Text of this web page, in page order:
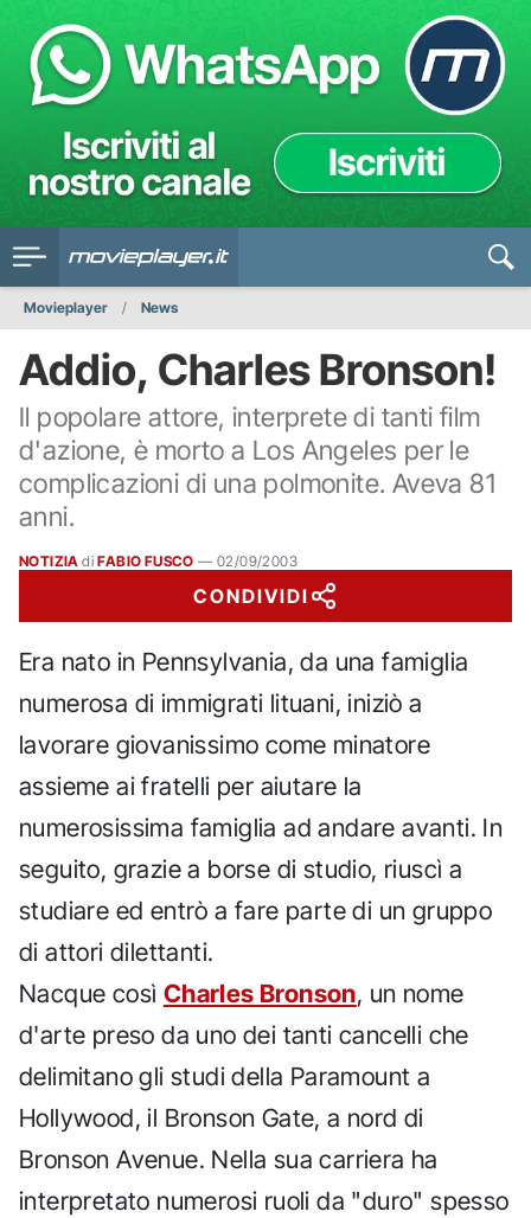
Movieplayer News
Addio, Charles Bronson!
Il popolare attore, interprete di tanti film
d'azione, è morto a Los Angeles per le
complicazioni di una polmonite. Aveva 81
anni.
NOTIZIA di FABIO FUSCO —02/09/2003
CONDIVIDI
Era nato in Pennsylvania, da una famiglia
numerosa di immigrati lituani, iniziò a
lavorare giovanissimo come minatore
assieme ai fratelli per aiutare la
numerosissima famiglia ad andare avanti. In
seguito, grazie a borse di studio, riuscì a
studiare ed entrò a fare parte di un gruppo
di attori dilettanti.
Nacque così Charles Bronson, un nome
d'arte preso da uno dei tanti cancelli che
delimitano gli studi della Paramount a
Hollywood, il Bronson Gate, a nord di
Bronson Avenue. Nella sua carriera ha
interpretato numerosi ruoli da "duro" spesso